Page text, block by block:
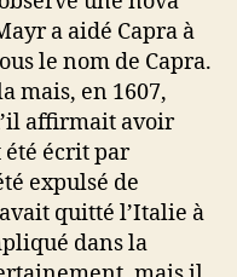
a aidé Capra à
le nom de Capra.
mais, en 1607,
affirmait avoir
écrit par
expulsé de
quitté l’Italie à
dans la